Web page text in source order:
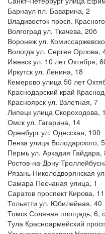
Барнаул пл. Баварина, 2
Владивосток просп.
Волгоград ул. Ткачева, 20б
Воронеж ул.
Вологда ул. Сергея Орлова,
Ижевск ул. 10 лет Октября,
Иркутск ул. Ленина, 18
Кемерово улица 50 лет
Краснодарский край
Красноярск ул. Взлетная, 7
Липецк улица Скороходова,
Омск ул. Гагарина, 14
Оренбург ул. Одесская, 100
Пенза улица Володарского,
Пермь ул. Аркадия Гайдара,
Ростов-на-Дону
Рязань Николодворянская
Самара Песчаная улица, 1
Саратов проспект Кирова,
Тольятти ул. Юбилейная, 40
Томск Соляная площадь, 6,
Тула Красноармейский